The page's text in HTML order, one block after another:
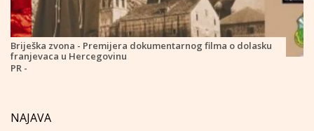
Briješka zvona - Premijera dokumentarnog filma o dolasku
franjevaca u Hercegovinu
PR -
NAJAVA